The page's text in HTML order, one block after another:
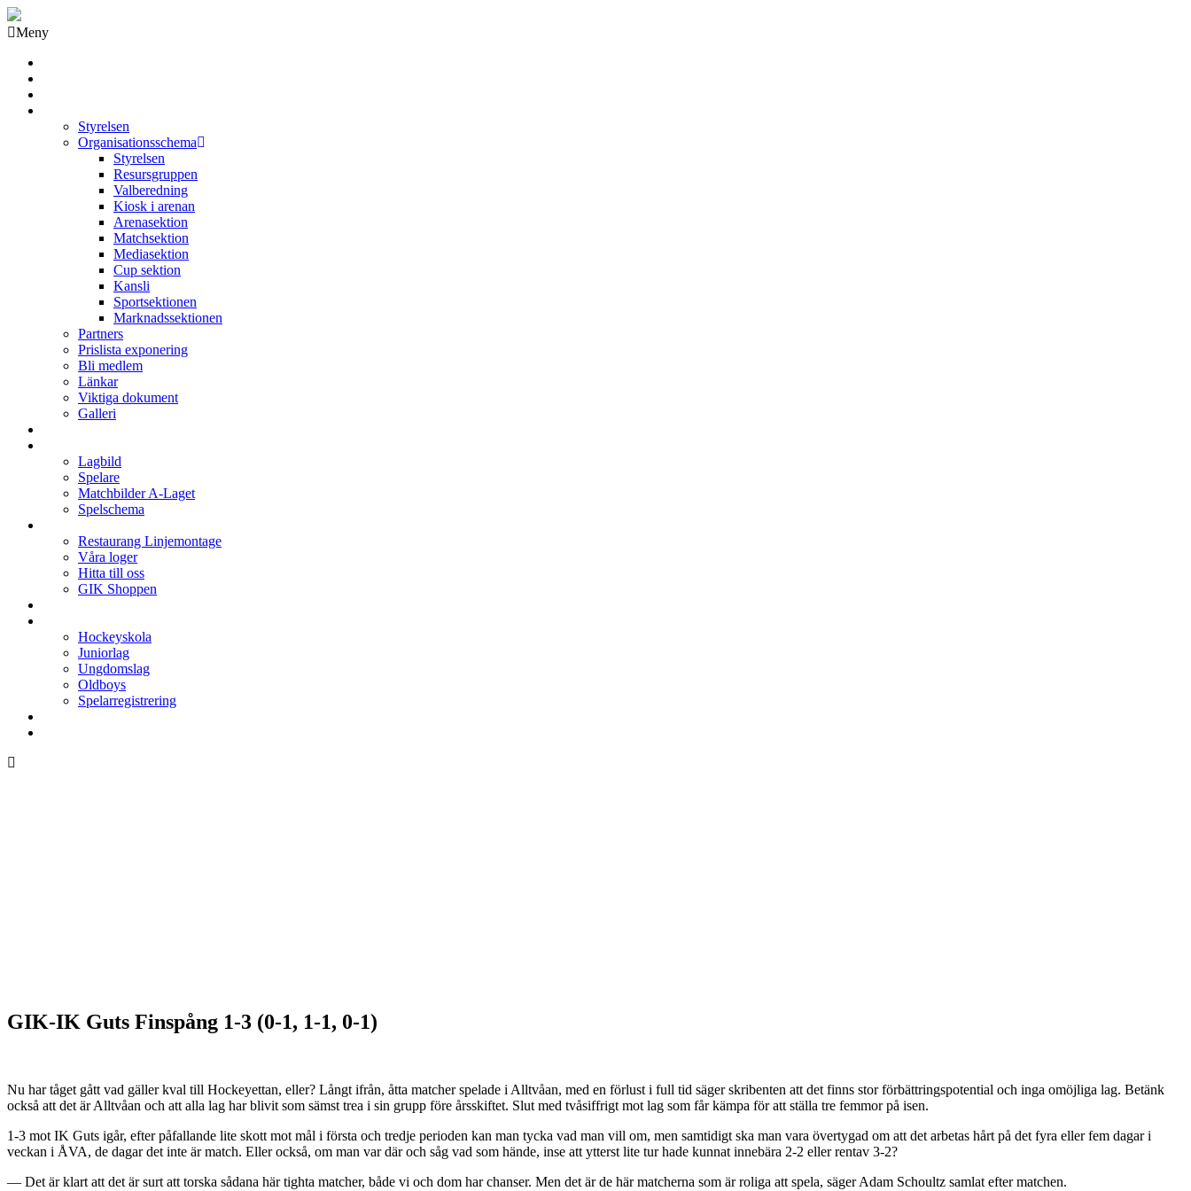
Meny
Styrelsen
Organisationsschema
Styrelsen
Resursgruppen
Valberedning
Kiosk i arenan
Arenasektion
Matchsektion
Mediasektion
Cup sektion
Kansli
Sportsektionen
Marknadssektionen
Partners
Prislista exponering
Bli medlem
Länkar
Viktiga dokument
Galleri
Lagbild
Spelare
Matchbilder A-Laget
Spelschema
Restaurang Linjemontage
Våra loger
Hitta till oss
GIK Shoppen
Hockeyskola
Juniorlag
Ungdomslag
Oldboys
Spelarregistrering
GIK-IK Guts Finspång 1-3 (0-1, 1-1, 0-1)
Nu har tåget gått vad gäller kval till Hockeyettan, eller? Långt ifrån, åtta matcher spelade i Alltvåan, med en förlust i full tid säger skribenten att det finns stor förbättringspotential och inga omöjliga lag. Betänk
också att det är Alltvåan och att alla lag har blivit som sämst trea i sin grupp före årsskiftet. Slut med tvåsiffrigt mot lag som får kämpa för att ställa tre femmor på isen.
1-3 mot IK Guts igår, efter påfallande lite skott mot mål i första och tredje perioden kan man tycka vad man vill om, men samtidigt ska man vara övertygad om att det arbetas hårt på det fyra eller fem dagar i
veckan i ÅVA, de dagar det inte är match. Eller också, om man var där och såg vad som hände, inse att ytterst lite tur hade kunnat innebära 2-2 eller rentav 3-2?
— Det är klart att det är surt att torska sådana här tighta matcher, både vi och dom har chanser. Men det är de här matcherna som är roliga att spela, säger Adam Schoultz samlat efter matchen.